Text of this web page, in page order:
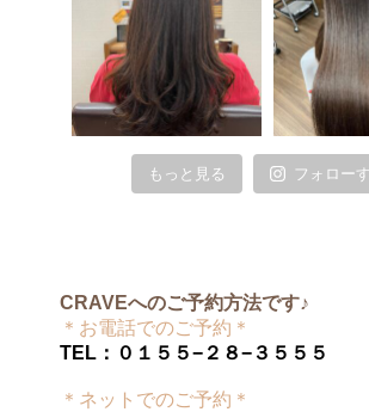
もっと見る フォロー
CRAVEへのご予約方法です♪
＊お電話でのご予約＊
TEL：０１５５−２８−３５５５
＊ネットでのご予約＊